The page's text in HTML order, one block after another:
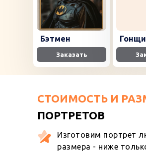
Бэтмен
Заказать
СТОИМОСТЬ И
ПОРТРЕТОВ
Изготовим портрет
размера - ниже